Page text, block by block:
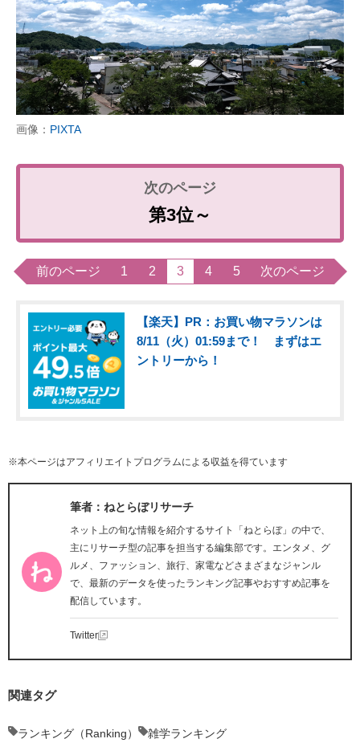
画像： PIXTA
第3位～
前のページ 1 2 3 4 5 次のページ
【楽天】PR：お買い物マラソンは
8/11（火）01:59まで！ まずはエ
ントリーから！
※本ページはアフィリエイトプログラムによる収益を得ています
筆者：ねとらぼリサーチ
ネット上の旬な情報を紹介するサイト「ねとらぼ」の中で、
主にリサーチ型の記事を担当する編集部です。エンタメ、グ
ルメ、ファッション、旅行、家電などさまざまなジャンル
で、最新のデータを使ったランキング記事やおすすめ記事を
配信しています。
Twitter
関連タグ
ランキング（Ranking） 雑学ランキング